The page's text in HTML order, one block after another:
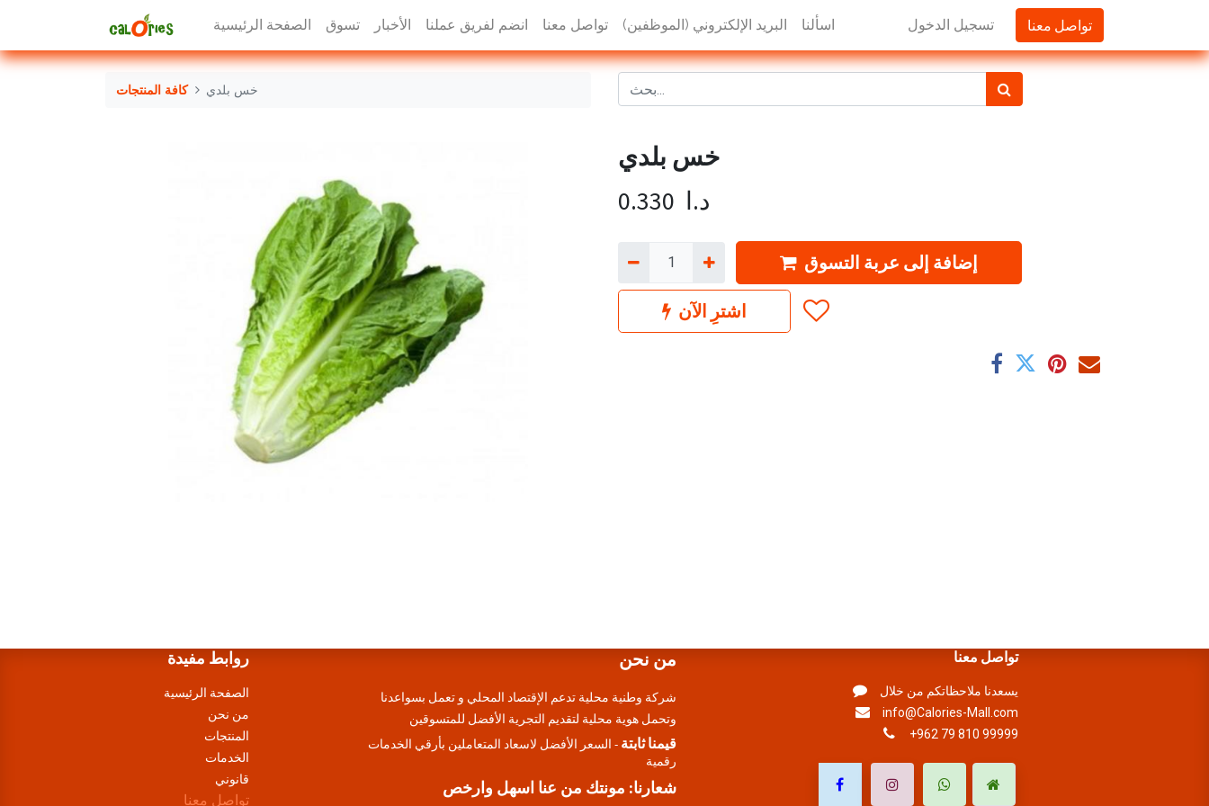
الصفحة الرئيسية تسوق الأخبار انضم لفريق عملنا تواصل معنا البريد الإلكتروني (الموظفين) اسألنا تسجيل الدخول تواصل معنا
كافة المنتجات خس بلدي
خس بلدي
0.330 د.ا
إضافة إلى عربة التسوق
اشترِ الآن
روابط مفيدة
الصفحة الرئيسية
من نحن
المنتجات
الخدمات
قانوني
تواصل معنا
من نحن
شركة وطنية محلية تدعم الإقتصاد المحلي و تعمل بسواعدنا
وتحمل هوية محلية لتقديم التجرية الأفضل للمتسوقين
قيمنا ثابتة - السعر الأفضل لاسعاد المتعاملين بأرقي الخدمات
رقمية
شعارنا: مونتك من عنا اسهل وارخص
تواصل معنا
يسعدنا ملاحظاتكم من خلال
info@Calories-Mall.com
+962 79 810 99999